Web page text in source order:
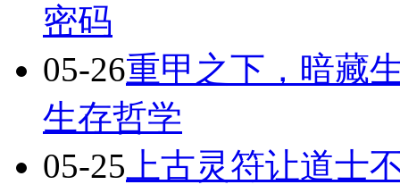
密码
05-26重甲之下，暗藏
生存哲学
05-25 上古灵符让道士